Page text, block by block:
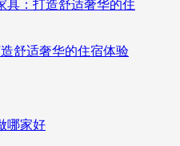
舒适奢华的住宿体验